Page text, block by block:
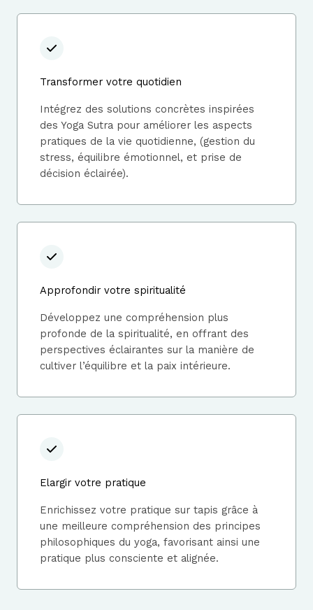
Transformer votre quotidien
Intégrez des solutions concrètes inspirées
des Yoga Sutra pour améliorer les aspects
pratiques de la vie quotidienne, (gestion du
stress, équilibre émotionnel, et prise de
décision éclairée).
Approfondir votre spiritualité
Développez une compréhension plus
profonde de la spiritualité, en offrant des
perspectives éclairantes sur la manière de
cultiver l’équilibre et la paix intérieure.
Elargir votre pratique
Enrichissez votre pratique sur tapis grâce à
une meilleure compréhension des principes
philosophiques du yoga, favorisant ainsi une
pratique plus consciente et alignée.